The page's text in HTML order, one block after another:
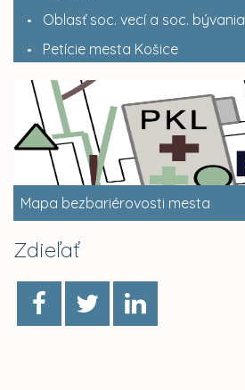
Oblasť soc. vecí a soc. bývania
Petície mesta Košice
Mapa bezbariérovosti mesta
Zdieľať